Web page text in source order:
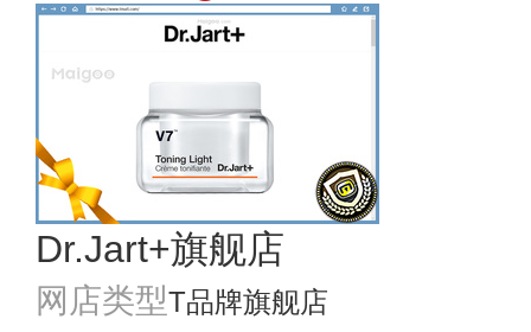
Dr.Jart+旗舰店
网店类型T品牌旗舰店